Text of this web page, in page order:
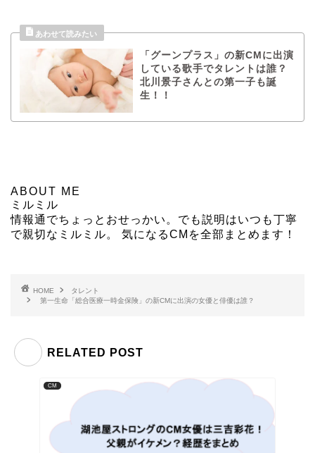
「グーンプラス」の新CMに出演
している歌手でタレントは誰？
北川景子さんとの第一子も誕
生！！
ABOUT ME
ミルミル
情報通でちょっとおせっかい。でも説明はいつも丁寧
で親切なミルミル。 気になるCMを全部まとめます！
HOME
タレント
第一生命「総合医療一時金保険」の新CMに出演の女優と俳優は誰？
RELATED POST
CM